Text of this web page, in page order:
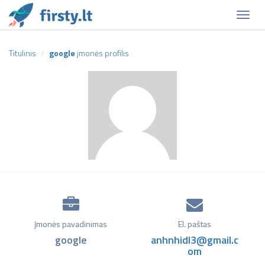
Titulinis google įmonės profilis
Įmonės pavadinimas
google
El. paštas
anhnhidl3@gmail.c
om